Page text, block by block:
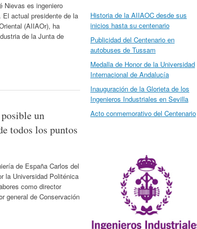
Nievas es ingeniero
actual presidente de la
(AIIAOr), ha
de la Junta de
un
todos los puntos
de España Carlos del
la Universidad Politénica
como director
general de Conservación
Historia de la AIIAOC desde sus
inicios hasta su centenario
Publicidad del Centenario en
autobuses de Tussam
Medalla de Honor de la Universidad
Internacional de Andalucía
Inauguración de la Glorieta de los
Ingenieros Industriales en Sevilla
Acto conmemorativo del Centenario